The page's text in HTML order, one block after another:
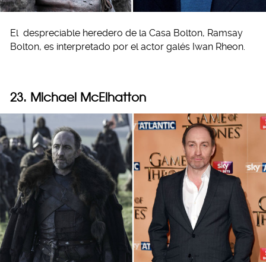
El despreciable heredero de la Casa Bolton, Ramsay
Bolton, es interpretado por el actor galés Iwan Rheon.
23. Michael McElhatton